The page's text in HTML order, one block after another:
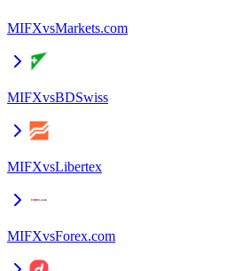
MIFXvsMarkets.com
MIFXvsBDSwiss
MIFXvsLibertex
MIFXvsForex.com